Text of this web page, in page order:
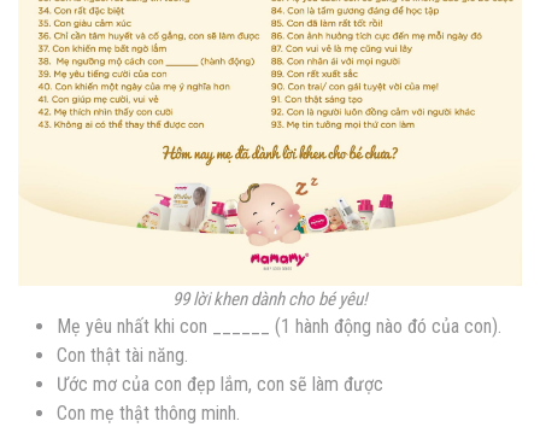
99 lời khen dành cho bé yêu!
Mẹ yêu nhất khi con ______ (1 hành động nào đó của con).
Con thật tài năng.
Ước mơ của con đẹp lắm, con sẽ làm được
Con mẹ thật thông minh.